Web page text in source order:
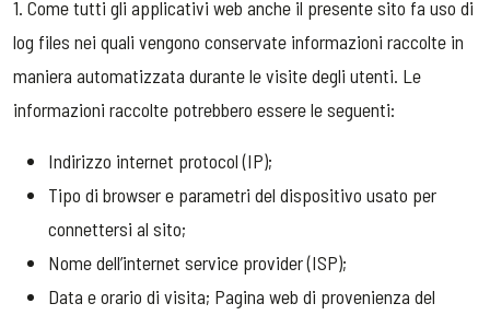
1. Come tutti gli applicativi web anche il presente sito fa uso di
log files nei quali vengono conservate informazioni raccolte in
maniera automatizzata durante le visite degli utenti. Le
informazioni raccolte potrebbero essere le seguenti:
Indirizzo internet protocol (IP);
Tipo di browser e parametri del dispositivo usato per
connettersi al sito;
Nome dell’internet service provider (ISP);
Data e orario di visita; Pagina web di provenienza del